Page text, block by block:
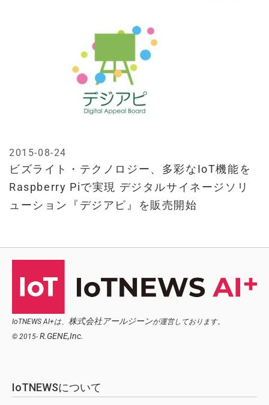
ビズライト・テクノロジー、多彩なIoT機能を
Raspberry Piで実現 デジタルサイネージソリ
ューション『デジアピ』を販売開始
2015-08-24
IoTNEWS AI+は、 株式会社アールジーンが運営しております。
© 2015- R.GENE,Inc.
IoTNEWSについて